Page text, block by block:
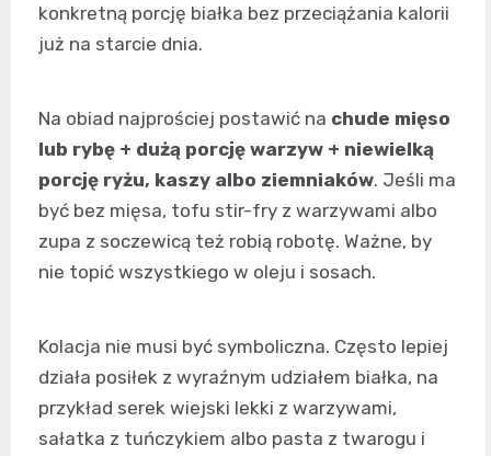
konkretną porcję białka bez przeciążania kalorii
już na starcie dnia.
Na obiad najprościej postawić na chude mięso
lub rybę + dużą porcję warzyw + niewielką
porcję ryżu, kaszy albo ziemniaków. Jeśli ma
być bez mięsa, tofu stir-fry z warzywami albo
zupa z soczewicą też robią robotę. Ważne, by
nie topić wszystkiego w oleju i sosach.
Kolacja nie musi być symboliczna. Często lepiej
działa posiłek z wyraźnym udziałem białka, na
przykład serek wiejski lekki z warzywami,
sałatka z tuńczykiem albo pasta z twarogu i